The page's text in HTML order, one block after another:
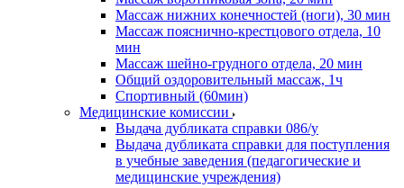
Массаж нижних конечностей (ноги), 30 мин
Массаж пояснично-крестцового отдела, 10
мин
Массаж шейно-грудного отдела, 20 мин
Общий оздоровительный массаж, 1ч
Спортивный (60мин)
Медицинские комиссии
Выдача дубликата справки 086/у
Выдача дубликата справки для поступления
в учебные заведения (педагогические и
медицинские учреждения)